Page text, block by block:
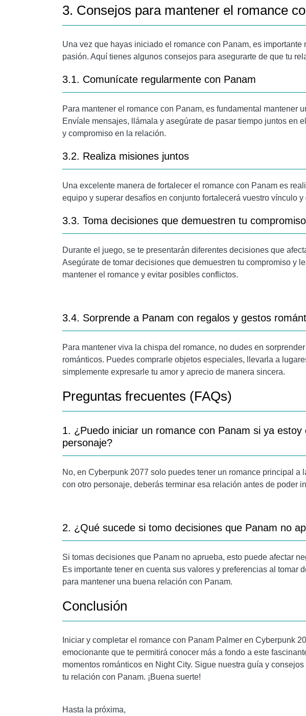
3. Consejos para mantener el romance
Una vez que hayas iniciado el romance con Panam, es importante
pasión. Aquí tienes algunos consejos para asegurarte de que tu
3.1. Comunícate regularmente con Panam
Para mantener el romance con Panam, es fundamental mantener
Envíale mensajes, llámala y asegúrate de pasar tiempo juntos en
y compromiso en la relación.
3.2. Realiza misiones juntos
Una excelente manera de fortalecer el romance con Panam es
equipo y superar desafíos en conjunto fortalecerá vuestro vínculo
3.3. Toma decisiones que demuestren tu compromiso
Durante el juego, se te presentarán diferentes decisiones que
Asegúrate de tomar decisiones que demuestren tu compromiso y
mantener el romance y evitar posibles conflictos.
3.4. Sorprende a Panam con regalos y gestos
Para mantener viva la chispa del romance, no dudes en
románticos. Puedes comprarle objetos especiales, llevarla a
simplemente expresarle tu amor y aprecio de manera sincera.
Preguntas frecuentes (FAQs)
1. ¿Puedo iniciar un romance con Panam si ya
personaje?
No, en Cyberpunk 2077 solo puedes tener un romance principal a
con otro personaje, deberás terminar esa relación antes de poder
2. ¿Qué sucede si tomo decisiones que Panam no
Si tomas decisiones que Panam no aprueba, esto puede afectar
Es importante tener en cuenta sus valores y preferencias al tomar
para mantener una buena relación con Panam.
Conclusión
Iniciar y completar el romance con Panam Palmer en Cyberpunk
emocionante que te permitirá conocer más a fondo a este
momentos románticos en Night City. Sigue nuestra guía y
tu relación con Panam. ¡Buena suerte!
Hasta la próxima,